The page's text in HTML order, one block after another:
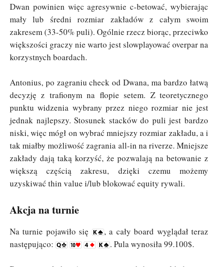
Dwan powinien więc agresywnie c-betować, wybierając
mały lub średni rozmiar zakładów z całym swoim
zakresem (33-50% puli). Ogólnie rzecz biorąc, przeciwko
większości graczy nie warto jest slowplayować overpar na
korzystnych boardach.
Antonius, po zagraniu check od Dwana, ma bardzo łatwą
decyzję z trafionym na flopie setem. Z teoretycznego
punktu widzenia wybrany przez niego rozmiar nie jest
jednak najlepszy. Stosunek stacków do puli jest bardzo
niski, więc mógł on wybrać mniejszy rozmiar zakładu, a i
tak miałby możliwość zagrania all-in na riverze. Mniejsze
zakłady dają taką korzyść, że pozwalają na betowanie z
większą częścią zakresu, dzięki czemu możemy
uzyskiwać thin value i/lub blokować equity rywali.
Akcja na turnie
Na turnie pojawiło się
, a cały board wyglądał teraz
następująco:
. Pula wynosiła 99.100$.